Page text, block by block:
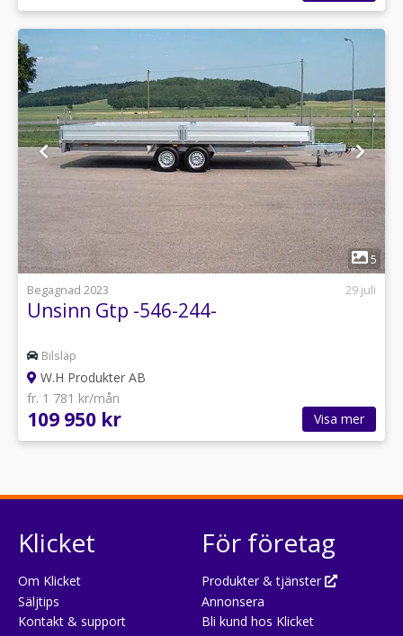
1
5
Begagnad 2023
29 juli
Unsinn Gtp -546-244-
Bilsläp
W.H Produkter AB
fr. 1 781 kr/mån
109 950 kr Visa mer
Klicket
Om Klicket
Säljtips
Kontakt & support
För företag
Produkter & tjänster
Annonsera
Bli kund hos Klicket